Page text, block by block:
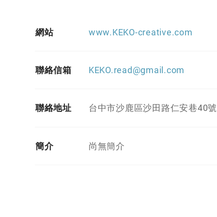
網站 www.KEKO-creative.com
聯絡信箱 KEKO.read@gmail.com
聯絡地址 台中市沙鹿區沙田路仁安巷40
簡介 尚無簡介